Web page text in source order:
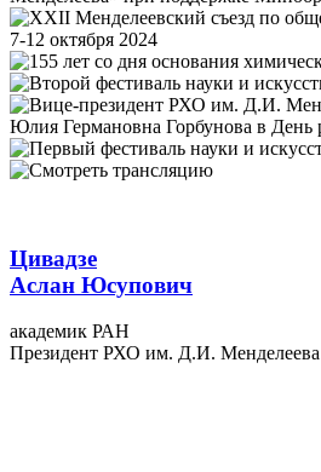
Цивадзе
Аслан Юсупович
академик РАН
Президент РХО им. Д.И. Менделеева